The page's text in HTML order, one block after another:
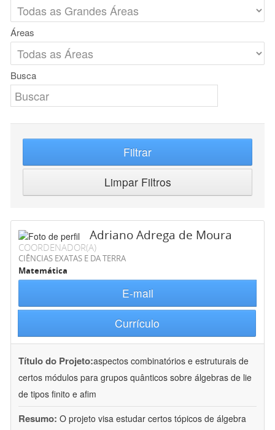
Áreas
Busca
Filtrar
Limpar Filtros
Adriano Adrega de Moura
COORDENADOR(A)
CIÊNCIAS EXATAS E DA TERRA
Matemática
E-mail
Currículo
Título do Projeto:aspectos combinatórios e estruturais de
certos módulos para grupos quânticos sobre álgebras de lie
de tipos finito e afim
Resumo: O projeto visa estudar certos tópicos de álgebra